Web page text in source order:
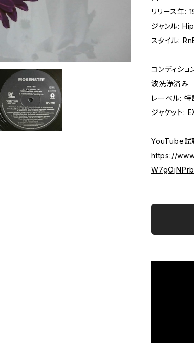
リリース年:
ジャンル:
スタイル:
コンディシ
波洗浄済み
レーベル: 特
ジャケット:
YouTube試
https://